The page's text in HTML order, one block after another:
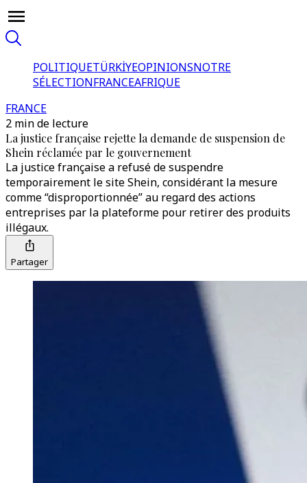
POLITIQUETÜRKİYEOPINIONSNOTRE
SÉLECTIONFRANCEAFRIQUE
FRANCE
2 min de lecture
La justice française rejette la demande de suspension de
Shein réclamée par le gouvernement
La justice française a refusé de suspendre
temporairement le site Shein, considérant la mesure
comme “disproportionnée” au regard des actions
entreprises par la plateforme pour retirer des produits
illégaux.
Partager